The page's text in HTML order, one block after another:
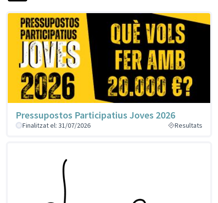
Pressupostos Participatius Joves 2026
Finalitzat el: 31/07/2026 Resultats